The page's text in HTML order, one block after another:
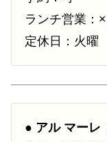
ランチ営業：×
定休日：火曜
● アル マーレ